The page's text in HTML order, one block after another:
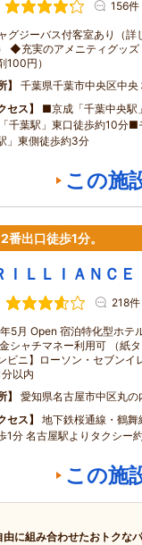
156件
グジーバス付客室あり（詳
◆充実のアメニティグッ
100円）
千葉県千葉市中央区中央
セス
■京成「千葉中央駅
千葉駅」東口徒歩約10分■
」東側徒歩約3分
この施
出口徒歩1分。
ＩＬＬＩＡＮＣ
218件
5月 Open 宿泊特化型ホテ
シャチマネー利用可 （紙
ンビニ】ローソン・セブン
以内
愛知県名古屋市中区丸
セス
地下鉄桜通線・鶴
1分 名古屋駅よりタクシー
この施
に組み合わせたおトクな